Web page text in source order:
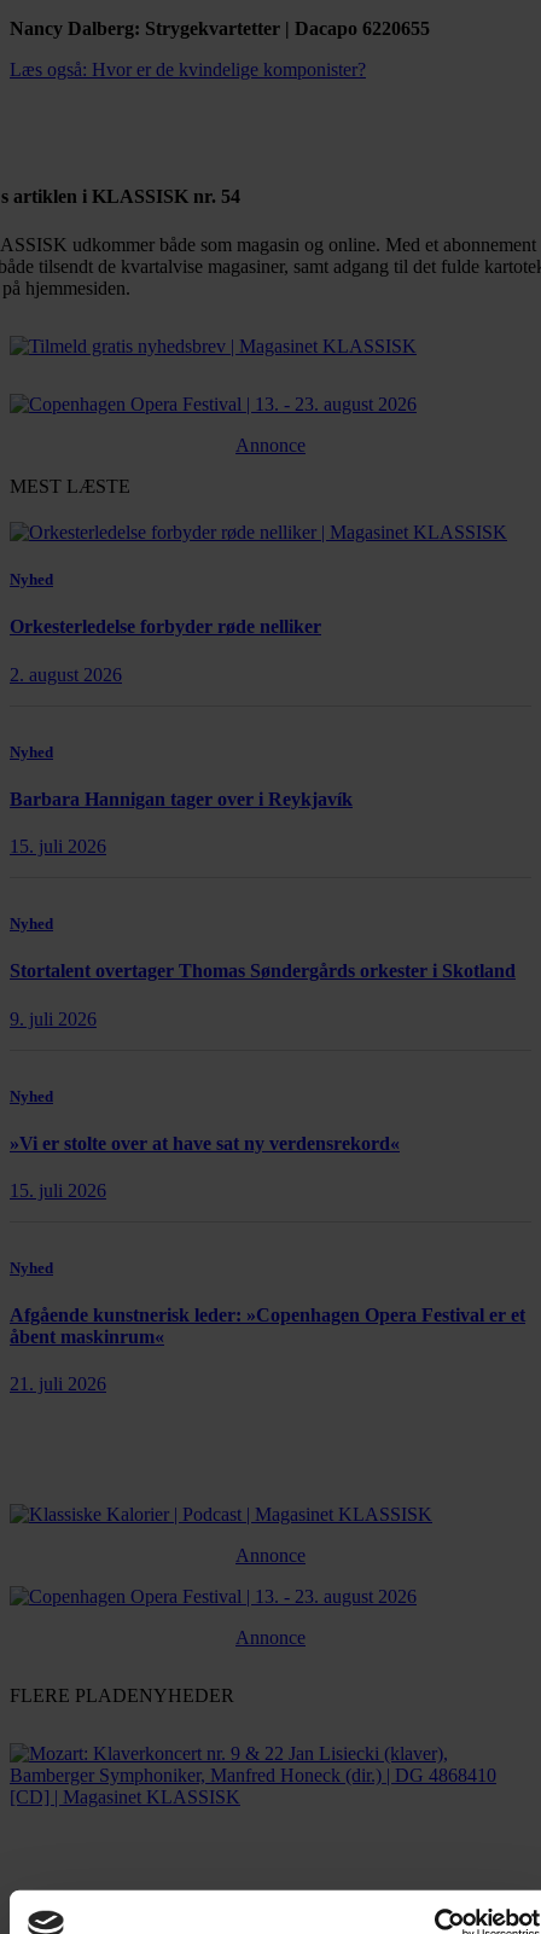
Nancy Dalberg: Strygekvartetter | Dacapo 6220655
Læs også: Hvor er de kvindelige komponister?
artiklen i KLASSISK nr. 54
udkommer både som magasin og online. Med et abonnement
tilsendt de kvartalvise magasiner, samt adgang til det fulde
hjemmesiden.
Annonce
MEST LÆSTE
Nyhed
Orkesterledelse forbyder røde nelliker
2. august 2026
Nyhed
Barbara Hannigan tager over i Reykjavík
15. juli 2026
Nyhed
Stortalent overtager Thomas Søndergårds orkester i Skotland
9. juli 2026
Nyhed
»Vi er stolte over at have sat ny verdensrekord«
15. juli 2026
Nyhed
Afgående kunstnerisk leder: »Copenhagen Opera Festival er et
åbent maskinrum«
21. juli 2026
Annonce
Annonce
FLERE PLADENYHEDER